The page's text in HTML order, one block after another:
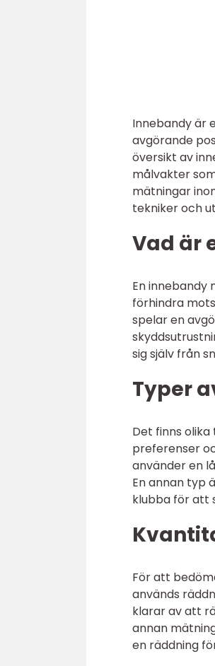
Innebandy är
avgörande
översikt av
målvakter
mätningar
tekniker och
Vad är
En
förhindra
spelar en
sig själv från
Typer
Det finns
preferenser
använder en
En annan typ
klubba för att
För att
används
klarar av att
annan
en räddning